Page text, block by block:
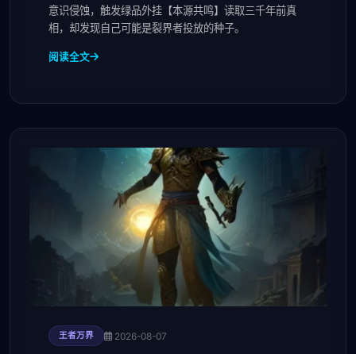
意识侵蚀，触发绿品外挂【本源共鸣】读取三千年前真
相，却发现自己可能是裂界者投放的种子。
阅读全文
王者万界 2026-08-07